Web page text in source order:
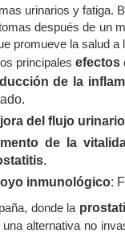
urinarios y fatiga.
después de un
promueve la salud a
principales efectos
de la
del flujo urinario
de la
.
inmunológico:
donde la
una alternativa no